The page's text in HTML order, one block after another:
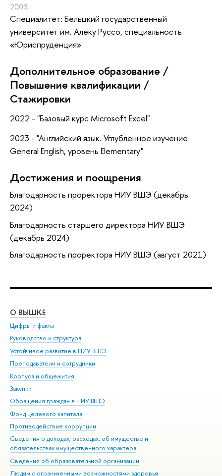
2003
Специалитет: Бельцкий государственный
университет им. Алеку Руссо, специальность
«Юриспруденция»
Дополнительное образование /
Повышение квалификации /
Стажировки
2022 - "Базовый курс Microsoft Excel"
2023 - "Английский язык. Углубленное изучение
General English, уровень Elementary"
Достижения и поощрения
Благодарность проректора НИУ ВШЭ (декабрь
2024)
Благодарность старшего директора НИУ ВШЭ
(декабрь 2024)
Благодарность проректора НИУ ВШЭ (август 2021)
О ВЫШКЕ
Цифры и факты
Руководство и структура
Устойчивое развитие в НИУ ВШЭ
Преподаватели и сотрудники
Корпуса и общежития
Закупки
Обращения граждан в НИУ ВШЭ
Фонд целевого капитала
Противодействие коррупции
Сведения о доходах, расходах, об имуществе и
обязательствах имущественного характера
Сведения об образовательной организации
Людям с ограниченными возможностями здоровья